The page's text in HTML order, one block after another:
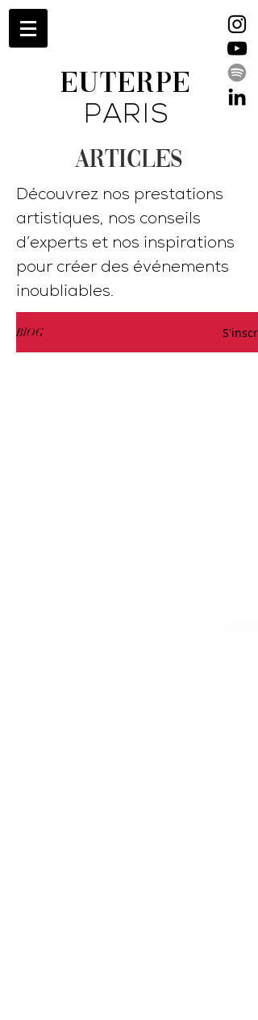
EUTERPE
PARIS
ARTICLES
Découvrez nos prestations
artistiques, nos conseils
d’experts et nos inspirations
pour créer des événements
inoubliables.
BlOG